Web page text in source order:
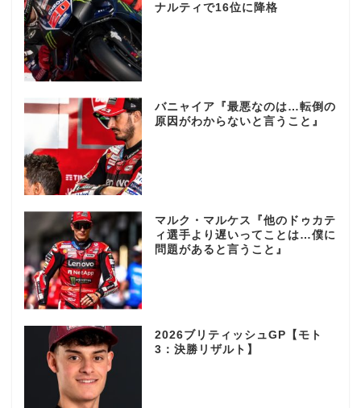
ナルティで16位に降格
バニャイア『最悪なのは…転倒の
原因がわからないと言うこと』
マルク・マルケス『他のドゥカテ
ィ選手より遅いってことは…僕に
問題があると言うこと』
2026ブリティッシュGP【モト
3：決勝リザルト】